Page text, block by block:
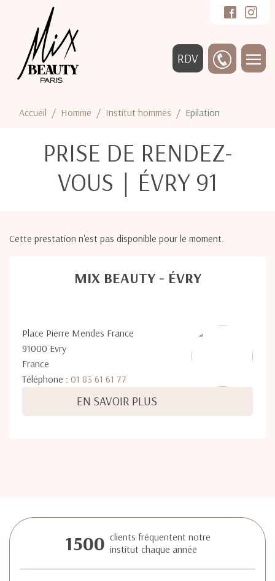
RDV
Accueil Homme Institut hommes Epilation
PRISE DE RENDEZ-
VOUS｜ÉVRY 91
Cette prestation n'est pas disponible pour le moment.
MIX BEAUTY - ÉVRY
Place Pierre Mendes France
91000 Evry
France
Téléphone : 01 83 61 61 77
EN SAVOIR PLUS
1500 clients fréquentent notre
institut chaque année